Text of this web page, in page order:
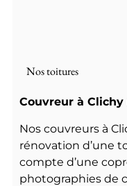
Nos toitures
Couvreur à Clichy
Nos couvreurs à
rénovation d’une
compte d’une
photographies de